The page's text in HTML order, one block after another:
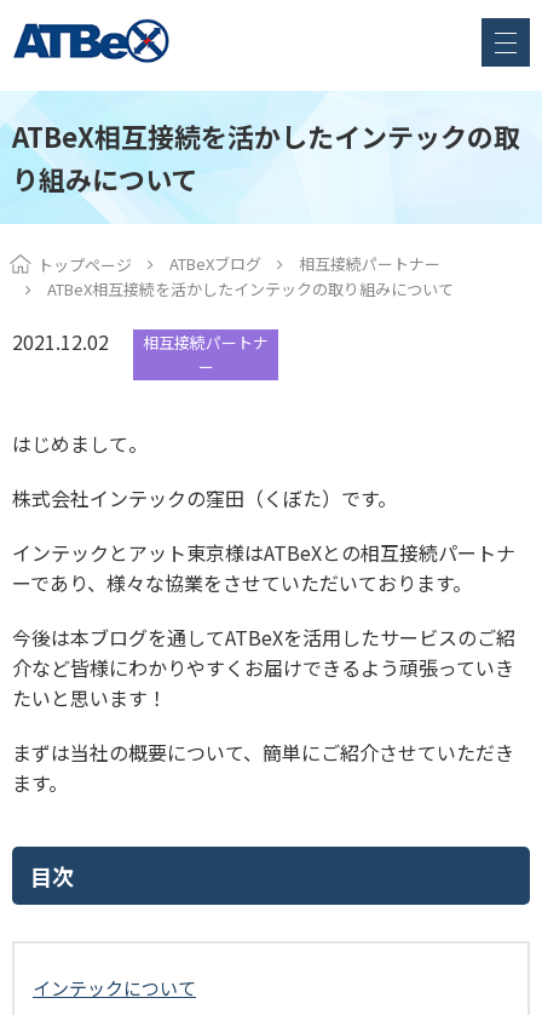
ATBeX相互接続を活かしたインテックの取
り組みについて
トップページ ATBeXブログ
相互接続パートナー
ATBeX相互接続を活かしたインテックの取り組みについて
2021.12.02
相互接続パートナ
ー
はじめまして。
株式会社インテックの窪田（くぼた）です。
インテックとアット東京様はATBeXとの相互接続パートナ
ーであり、様々な協業をさせていただいております。
今後は本ブログを通してATBeXを活用したサービスのご紹
介など皆様にわかりやすくお届けできるよう頑張っていき
たいと思います！
まずは当社の概要について、簡単にご紹介させていただき
ます。
目次
インテックについて